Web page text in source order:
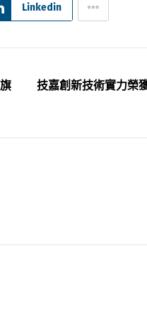
Linkedin
技嘉創新技術實力榮